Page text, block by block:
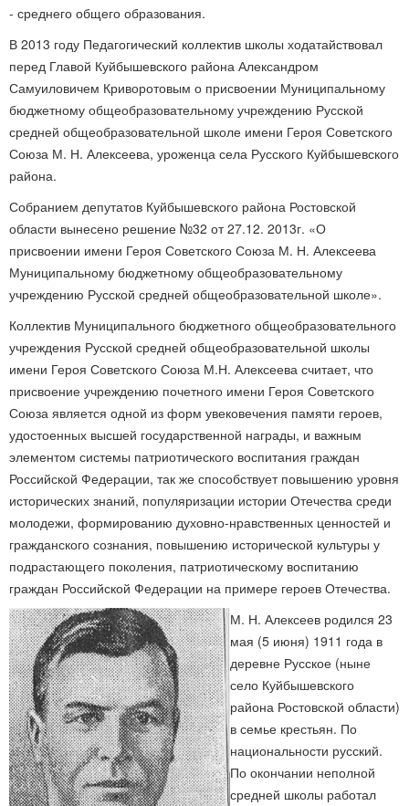
- среднего общего образования.
В 2013 году Педагогический коллектив школы ходатайствовал
перед Главой Куйбышевского района Александром
Самуиловичем Криворотовым о присвоении Муниципальному
бюджетному общеобразовательному учреждению Русской
средней общеобразовательной школе имени Героя Советского
Союза М. Н. Алексеева, уроженца села Русского Куйбышевского
района.
Собранием депутатов Куйбышевского района Ростовской
области вынесено решение №32 от 27.12. 2013г. «О
присвоении имени Героя Советского Союза М. Н. Алексеева
Муниципальному бюджетному общеобразовательному
учреждению Русской средней общеобразовательной школе».
Коллектив Муниципального бюджетного общеобразовательного
учреждения Русской средней общеобразовательной школы
имени Героя Советского Союза М.Н. Алексеева считает, что
присвоение учреждению почетного имени Героя Советского
Союза является одной из форм увековечения памяти героев,
удостоенных высшей государственной награды, и важным
элементом системы патриотического воспитания граждан
Российской Федерации, так же способствует повышению уровня
исторических знаний, популяризации истории Отечества среди
молодежи, формированию духовно-нравственных ценностей и
гражданского сознания, повышению исторической культуры у
подрастающего поколения, патриотическому воспитанию
граждан Российской Федерации на примере героев Отечества.
М. Н. Алексеев родился 23
мая (5 июня) 1911 года в
деревне Русское (ныне
село Куйбышевского
района Ростовской области)
в семье крестьян. По
национальности русский.
По окончании неполной
средней школы работал